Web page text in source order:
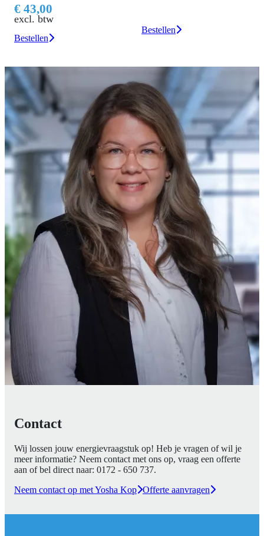
Bestellen
Contact
Wij lossen jouw energievraagstuk op! Heb je vragen of wil je
meer informatie? Neem contact met ons op, vraag een offerte
aan of bel direct naar: 0172 - 650 737.
Neem contact op met Yosha Kop Offerte aanvragen